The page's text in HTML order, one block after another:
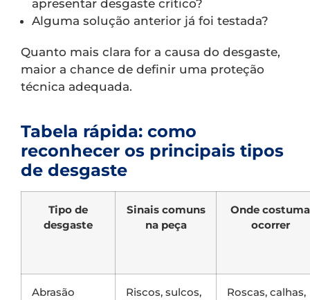
apresentar desgaste crítico?
Alguma solução anterior já foi testada?
Quanto mais clara for a causa do desgaste,
maior a chance de definir uma proteção
técnica adequada.
Tabela rápida: como
reconhecer os principais tipos
de desgaste
Tipo de
desgaste
Sinais comuns
na peça
Onde costuma
ocorrer
Abrasão
Riscos, sulcos,
Roscas, calhas,